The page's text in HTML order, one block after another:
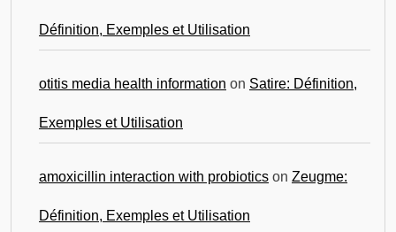
Définition, Exemples et Utilisation
otitis media health information on Satire: Définition,
Exemples et Utilisation
amoxicillin interaction with probiotics on Zeugme:
Définition, Exemples et Utilisation